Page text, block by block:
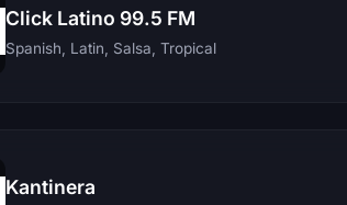
Click Latino 99.5 FM
Spanish, Latin, Salsa, Tropical
Kantinera